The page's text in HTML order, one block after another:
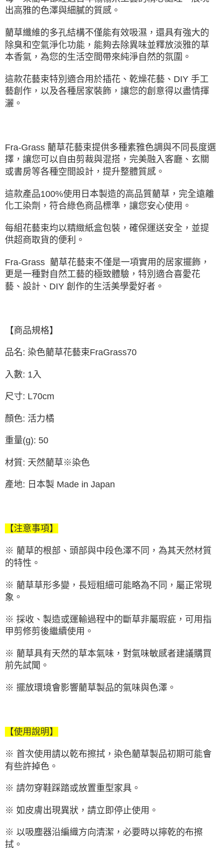
出高雅的色澤與細膩的質感。
藺草纖維的多孔結構不僅能有效吸濕，還具有強大的
除臭和空氣淨化功能，能夠去除異味並釋放淡雅的草
本香氣，為您的生活空間帶來純淨自然的氛圍。
這款花藝束特別適合用於插花、乾燥花藝、DIY 手工
藝創作，以及各種居家裝飾，讓您的創意得以盡情揮
灑。
Fra-Grass 藺草花藝束提供多種素雅色調與不同長度選
擇，讓您可以自由剪裁與混搭，完美融入客廳、玄關
或書房等各種空間設計，提升整體質感。
這款產品100%使用日本製造的高品質藺草，完全遠離
化工染劑，符合綠色商品標準，讓您安心使用。
每組花藝束均以精緻紙盒包裝，確保運送安全，並提
供超商取貨的便利。
Fra-Grass 藺草花藝束不僅是一項實用的居家擺飾，
更是一種對自然工藝的極致體驗，特別適合喜愛花
藝、設計、DIY 創作的生活美學愛好者。
【商品規格】
品名: 染色藺草花藝束FraGrass70
入數: 1入
尺寸: L70cm
顏色: 活力橘
重量(g): 50
材質: 天然藺草※染色
產地: 日本製 Made in Japan
【注意事項】
※ 藺草的根部、頭部與中段色澤不同，為其天然材質
的特性。
※ 藺草草形多變，長短粗細可能略為不同，屬正常現
象。
※ 採收、製造或運輸過程中的斷草非屬瑕疵，可用指
甲剪修剪後繼續使用。
※ 藺草具有天然的草本氣味，對氣味敏感者建議購買
前先試聞。
※ 擺放環境會影響藺草製品的氣味與色澤。
【使用說明】
※ 首次使用請以乾布擦拭，染色藺草製品初期可能會
有些許掉色。
※ 請勿穿鞋踩踏或放置重型家具。
※ 如皮膚出現異狀，請立即停止使用。
※ 以吸塵器沿編織方向清潔，必要時以擰乾的布擦
拭。